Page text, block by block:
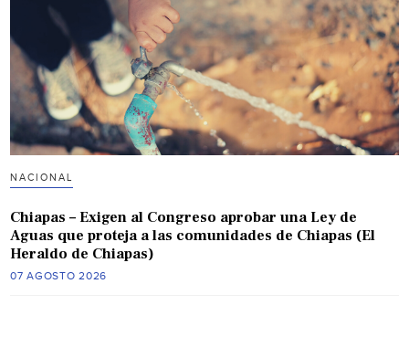
NACIONAL
Chiapas – Exigen al Congreso aprobar una Ley de
Aguas que proteja a las comunidades de Chiapas (El
Heraldo de Chiapas)
07 AGOSTO 2026